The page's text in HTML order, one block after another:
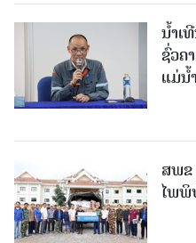
ນໍ້າເ
ຊົ່ວຄ
ແມ່ນໍ້
ສ​ພ​ຂ
ໄພພິ